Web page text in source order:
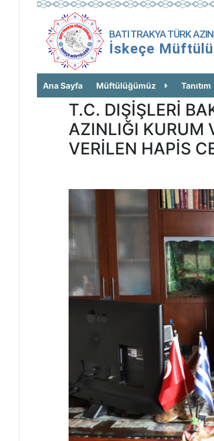
BATI TRAKYA TÜRK
İskeçe
Ana Sayfa Müftülüğümüz Tanıtım
T.C. DIŞİŞLERİ
AZINLIĞI KURUM
VERİLEN HAPİS